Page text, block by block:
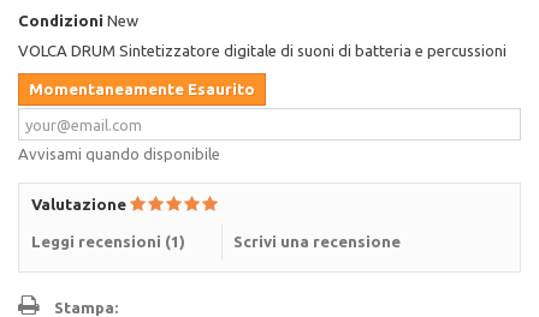
Condizioni New
VOLCA DRUM Sintetizzatore digitale di suoni di batteria e percussioni
Momentaneamente Esaurito
Avvisami quando disponibile
Valutazione
Leggi recensioni (1) Scrivi una recensione
Stampa: